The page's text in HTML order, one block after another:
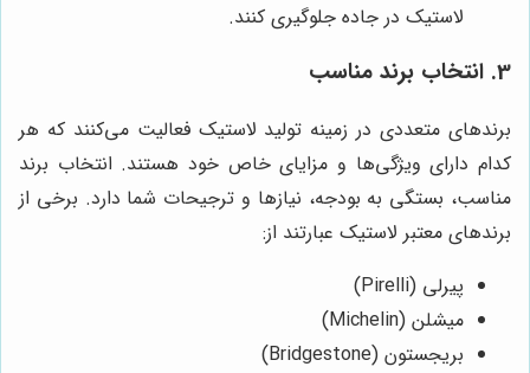
لاستیک در جاده جلوگیری کنند.
3. انتخاب برند مناسب
برندهای متعددی در زمینه تولید لاستیک فعالیت می‌کنند که هر
کدام دارای ویژگی‌ها و مزایای خاص خود هستند. انتخاب برند
مناسب، بستگی به بودجه، نیازها و ترجیحات شما دارد. برخی از
برندهای معتبر لاستیک عبارتند از:
پیرلی (Pirelli)
میشلن (Michelin)
بریجستون (Bridgestone)